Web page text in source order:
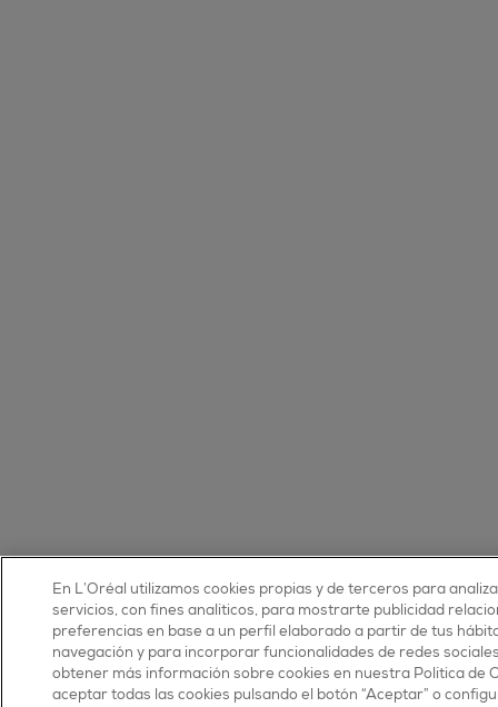
En L’Oréal utilizamos cookies propias y de terceros para
servicios, con fines analíticos, para mostrarte publicidad
preferencias en base a un perfil elaborado a partir de tus
navegación y para incorporar funcionalidades de redes
obtener más información sobre cookies en nuestra Política de
aceptar todas las cookies pulsando el botón “Aceptar” o